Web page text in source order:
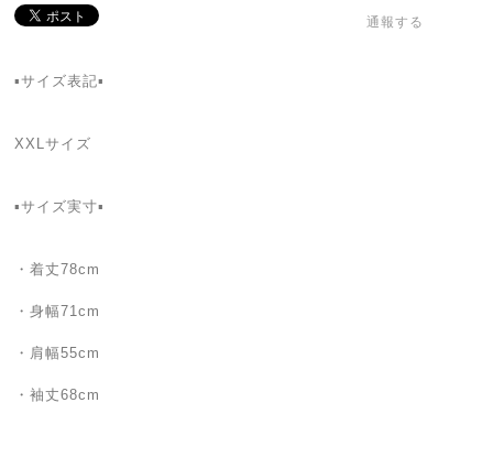
通報する
▪サイズ表記▪
XXLサイズ
▪サイズ実寸▪
・着丈78cm
・身幅71cm
・肩幅55cm
・袖丈68cm